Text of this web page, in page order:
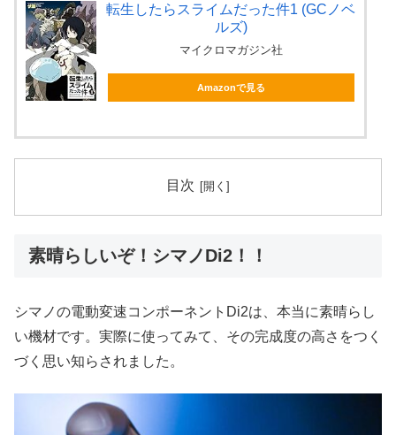
転生したらスライムだった件1 (GCノベ
ルズ)
マイクロマガジン社
Amazonで見る
目次
素晴らしいぞ！シマノDi2！！
シマノの電動変速コンポーネントDi2は、本当に素晴らし
い機材です。実際に使ってみて、その完成度の高さをつく
づく思い知らされました。